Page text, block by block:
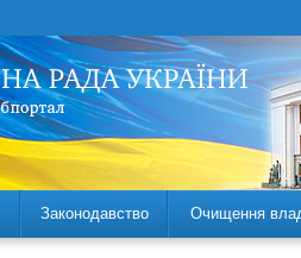
Законодавство Очищення